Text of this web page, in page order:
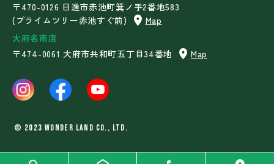
〒470-0126 日進市赤池町箕ノ手2番地583
(プライムツリー赤池すぐ前)
Map
大府名南店
〒474-0061 大府市共和町五丁目34番地
Map
©︎ 2023 WONDER LAND Co., Ltd.